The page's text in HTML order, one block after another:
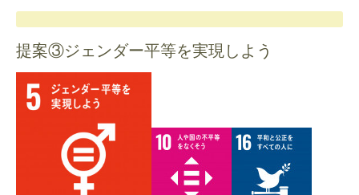
提案③ジェンダー平等を実現しよう